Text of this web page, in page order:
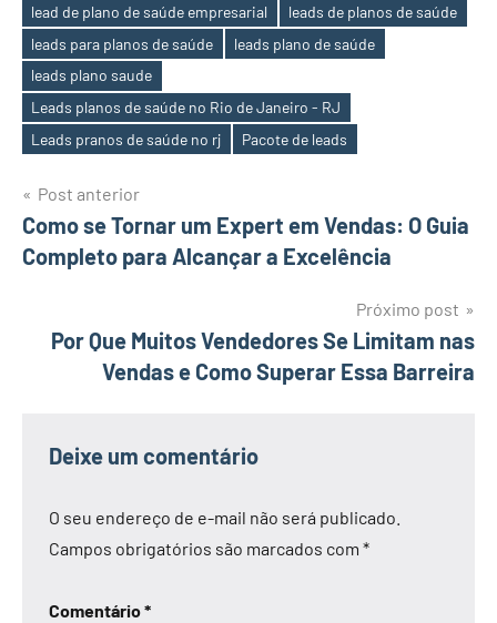
Tags
lead de plano de saúde empresarial
leads de planos de saúde
leads para planos de saúde
leads plano de saúde
leads plano saude
Leads planos de saúde no Rio de Janeiro - RJ
Leads pranos de saúde no rj
Pacote de leads
Navegação
de
Post anterior
Como se Tornar um Expert em Vendas: O Guia
Completo para Alcançar a Excelência
Próximo post
Por Que Muitos Vendedores Se Limitam nas
Vendas e Como Superar Essa Barreira
Deixe um comentário
O seu endereço de e-mail não será publicado.
Campos obrigatórios são marcados com *
Comentário*